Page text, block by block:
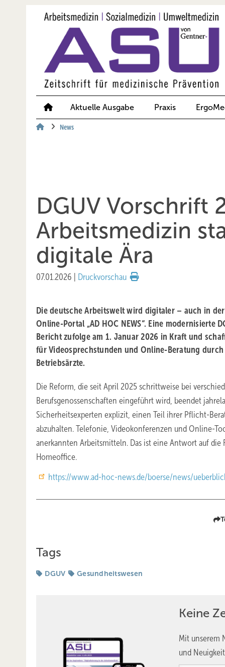
Aktuelle Ausgabe Praxis
News
DGUV Vorschrift
Arbeitsmedizin
digitale Ära
07.01.2026 Druckvorschau
Die deutsche Arbeitswelt wird digitaler – auch in
Online-Portal „AD HOC NEWS“. Eine modernisierte
Bericht zufolge am 1. Januar 2026 in Kraft und
für Videosprechstunden und Online-Beratung
Betriebsärzte.
Die Reform, die seit April 2025 schrittweise bei
Berufsgenossenschaften eingeführt wird, beendet
Sicherheitsexperten explizit, einen Teil ihrer Pflicht-
abzuhalten. Telefonie, Videokonferenzen und Online-
anerkannten Arbeitsmitteln. Das ist eine Antwort auf die
Homeoffice.
https://www.ad-hoc-news.de/boerse/news/
Tags
DGUV Gesundheitswesen
Keine
Mit unserem
und